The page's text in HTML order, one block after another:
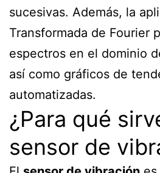
sucesivas. Además, la
Transformada de Fourier
espectros en el dominio
así como gráficos de
automatizadas.
¿Para qué
sensor de